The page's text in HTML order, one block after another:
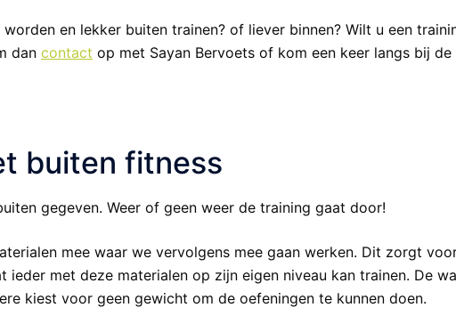
en lekker buiten trainen? of liever binnen? Wilt u een
dan contact op met Sayan Bervoets of kom een keer langs bij
buiten fitness
gegeven. Weer of geen weer de training gaat door!
mee waar we vervolgens mee gaan werken. Dit zorgt
ieder met deze materialen op zijn eigen niveau kan trainen. De
kiest voor geen gewicht om de oefeningen te kunnen doen.